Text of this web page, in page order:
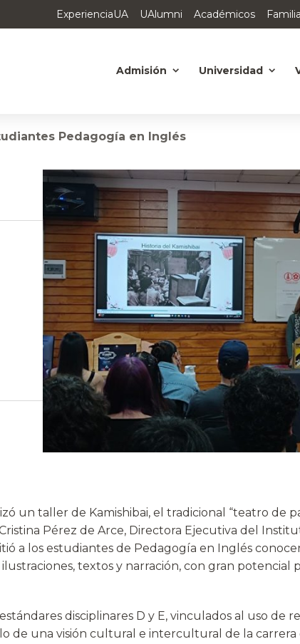
ExperienciaUA UAlumni Académicos Familia
Admisión Universidad
Pedagogía en Inglés
un taller de Kamishibai, el tradicional “teatro de
Pérez de Arce, Directora Ejecutiva del
a los estudiantes de Pedagogía en Inglés
textos y narración, con gran potencial
disciplinares D y E, vinculados al uso de
de una visión cultural e intercultural de la carrera